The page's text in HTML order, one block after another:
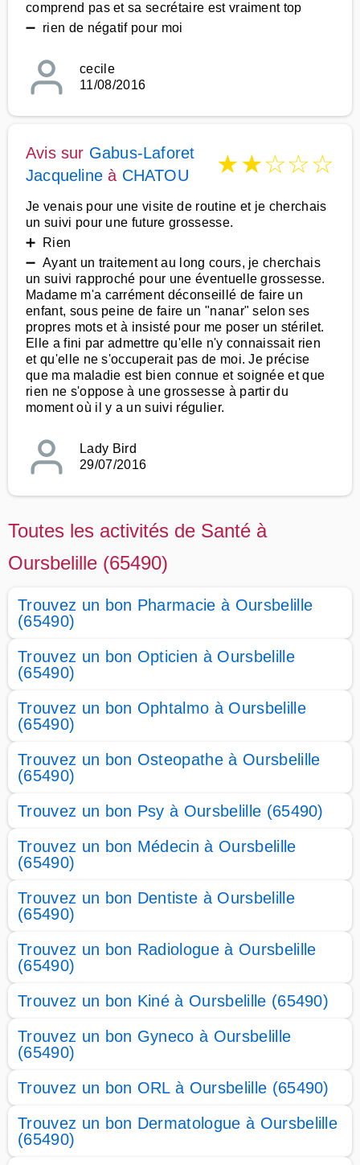
comprend pas et sa secrétaire est vraiment top
➖ rien de négatif pour moi
cecile
11/08/2016
Avis sur Gabus-Laforet
Jacqueline à CHATOU ★★☆☆☆
Je venais pour une visite de routine et je cherchais
un suivi pour une future grossesse.
➕ Rien
➖ Ayant un traitement au long cours, je cherchais
un suivi rapproché pour une éventuelle grossesse.
Madame m'a carrément déconseillé de faire un
enfant, sous peine de faire un "nanar" selon ses
propres mots et à insisté pour me poser un stérilet.
Elle a fini par admettre qu'elle n'y connaissait rien
et qu'elle ne s'occuperait pas de moi. Je précise
que ma maladie est bien connue et soignée et que
rien ne s'oppose à une grossesse à partir du
moment où il y a un suivi régulier.
Lady Bird
29/07/2016
Toutes les activités de Santé à
Oursbelille (65490)
Trouvez un bon Pharmacie à Oursbelille
(65490)
Trouvez un bon Opticien à Oursbelille
(65490)
Trouvez un bon Ophtalmo à Oursbelille
(65490)
Trouvez un bon Osteopathe à Oursbelille
(65490)
Trouvez un bon Psy à Oursbelille (65490)
Trouvez un bon Médecin à Oursbelille
(65490)
Trouvez un bon Dentiste à Oursbelille
(65490)
Trouvez un bon Radiologue à Oursbelille
(65490)
Trouvez un bon Kiné à Oursbelille (65490)
Trouvez un bon Gyneco à Oursbelille
(65490)
Trouvez un bon ORL à Oursbelille (65490)
Trouvez un bon Dermatologue à Oursbelille
(65490)